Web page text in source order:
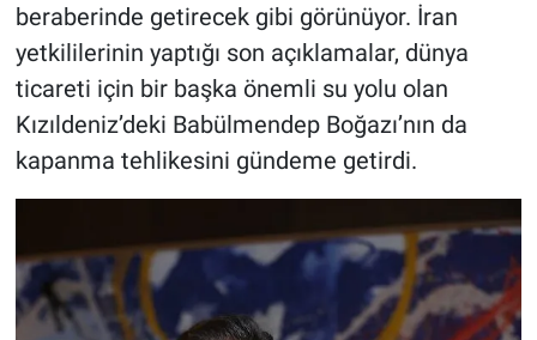
beraberinde getirecek gibi görünüyor. İran
yetkililerinin yaptığı son açıklamalar, dünya
ticareti için bir başka önemli su yolu olan
Kızıldeniz’deki Babülmendep Boğazı’nın da
kapanma tehlikesini gündeme getirdi.